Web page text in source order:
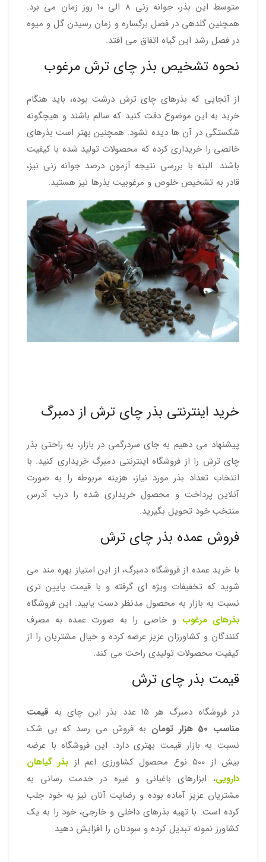
متوسط این بذر، جوانه زنی 8 الی 10 روز زمان می برد.
همچنین گلدهی در فصل برگساره و زمان رسیدن گل و میوه
در فصل رشد این گیاه اتفاق می افتد.
نحوه تشخیص بذر چای ترش مرغوب
از آنجایی که بذرهای چای ترش درشت بوده، باید هنگام
خرید به این موضوع دقت کنید که سالم باشند و هیچگونه
شکستگی در آن ها دیده نشود. همچنین بهتر است بذرهای
خالصی را خریداری کرده که محصولات تولید شده با کیفیت
باشند. البته با بررسی نتیجه آزمون درصد جوانه زنی نیز،
قادر به تشخیص خلوص و مرغوبیت بذرها نیز هستید.
خرید اینترنتی بذر چای ترش از دمبرگ
پیشنهاد می دهیم به جای سردرگمی در بازار، به راحتی بذر
چای ترش را از فروشگاه اینترنتی دمبرگ خریداری کنید. با
انتخاب تعداد بذر مورد نیاز، هزینه مربوطه را به صورت
آنلاین پرداخت و محصول خریداری شده را درب آدرس
منتخب خود تحویل بگیرید.
فروش عمده بذر چای ترش
با خرید عمده از فروشگاه دمبرگ، از این امتیاز بهره مند می
شوید که تخفیفات ویژه ای گرفته و با قیمت پایین تری
نسبت به بازار به محصول مدنظر دست یابید. این فروشگاه
بذرهای مرغوب و خاصی را به صورت عمده به مصرف
کنندگان و کشاورزان عزیز عرضه کرده و خیال مشتریان را از
کیفیت محصولات تولیدی راحت می کند.
قیمت بذر چای ترش
در فروشگاه دمبرگ هر 15 عدد بذر این چای به
قیمت
مناسب 50 هزار تومان
به فروش می رسد که بی شک
نسبت به بازار قیمت بهتری دارد. این فروشگاه با عرضه
بیش از 500 نوع محصول کشاورزی اعم از
بذر گیاهان
دارویی، ابزارهای باغبانی و غیره در خدمت رسانی به
مشتریان عزیز آماده بوده و رضایت آنان نیز به خود جلب
کرده است. با تهیه بذرهای داخلی و خارجی، خود را به یک
کشاورز نمونه تبدیل کرده و سودتان را افزایش دهید